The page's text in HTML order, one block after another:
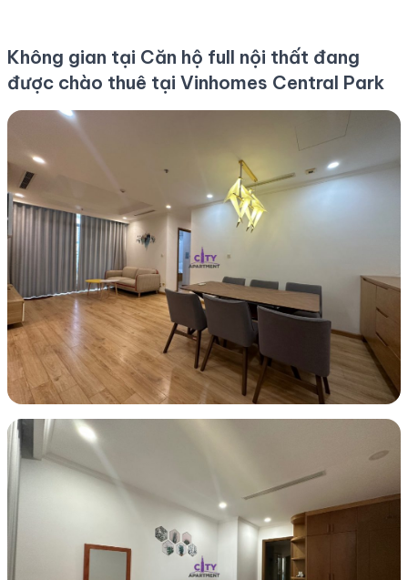
Không gian tại Căn hộ full nội thất đang
được chào thuê tại Vinhomes Central Park